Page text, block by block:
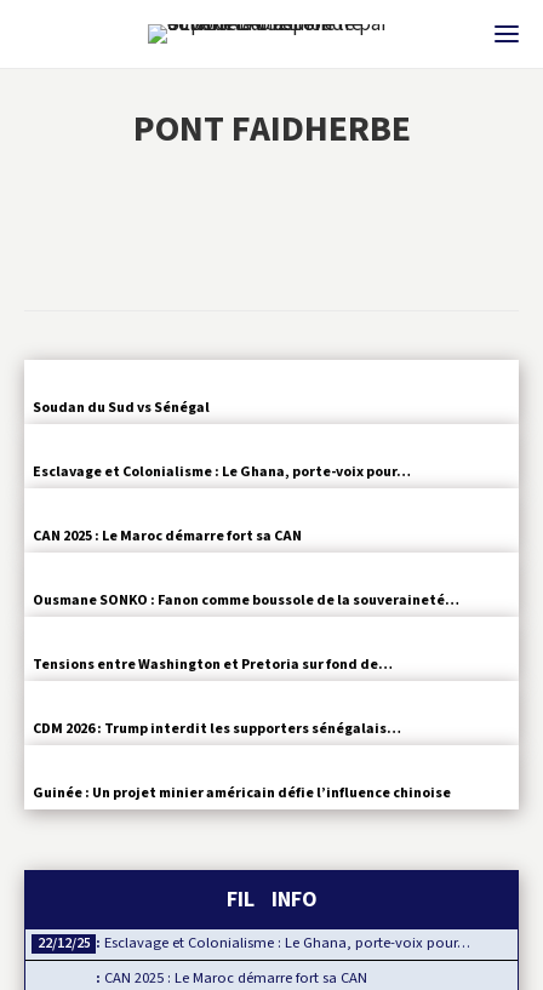
PONT FAIDHERBE
Soudan du Sud vs Sénégal
Esclavage et Colonialisme : Le Ghana, porte-voix pour…
CAN 2025 : Le Maroc démarre fort sa CAN
Ousmane SONKO : Fanon comme boussole de la souveraineté…
Tensions entre Washington et Pretoria sur fond de…
CDM 2026 : Trump interdit les supporters sénégalais…
Guinée : Un projet minier américain défie l’influence chinoise
FIL INFO
22/12/25
Esclavage et Colonialisme : Le Ghana, porte-voix pour…
CAN 2025 : Le Maroc démarre fort sa CAN